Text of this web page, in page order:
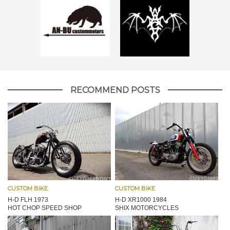
RECOMMEND POSTS
CUSTOM BIKE
H-D FLH 1973
HOT CHOP SPEED SHOP
CUSTOM BIKE
H-D XR1000 1984
SHIX MOTORCYCLES